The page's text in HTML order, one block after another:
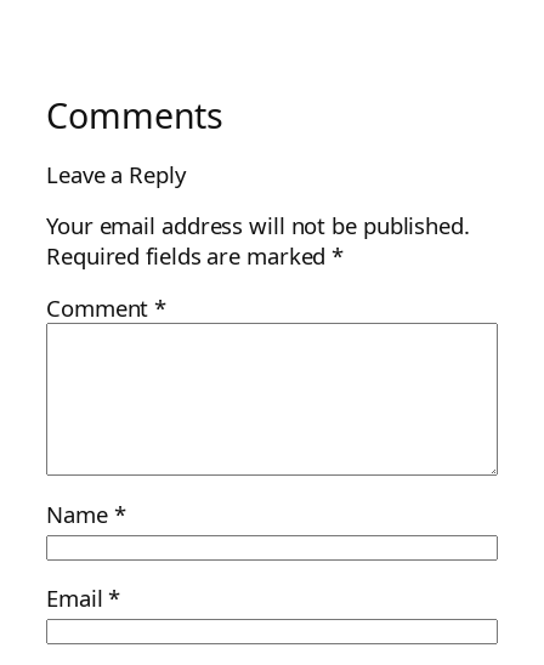
Comments
Leave a Reply
Your email address will not be published.
Required fields are marked*
Comment*
Name *
Email*